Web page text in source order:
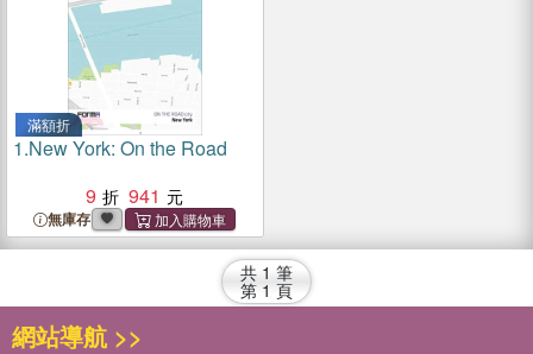
滿額折
1.New York: On the Road
9
941
無庫存
共 1 筆
第 1 頁
網站導航 >>